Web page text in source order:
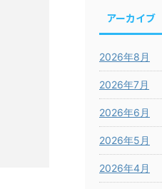
アーカイブ
2026年8月
2026年7月
2026年6月
2026年5月
2026年4月